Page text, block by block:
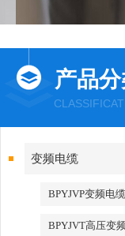
产品
变频电缆
BPYJVP变频电缆
BPYJVT高压变